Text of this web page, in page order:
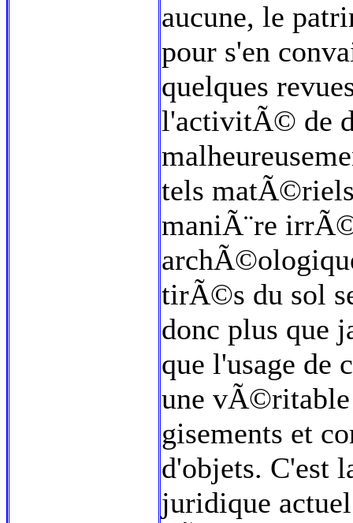
aucune, le
pour s'en
quelques
l'activitÃ© de
tels
maniÃ¨re
tirÃ©s du sol
donc plus que
que l'usage de
une
gisements et
d'objets. C'est
juridique